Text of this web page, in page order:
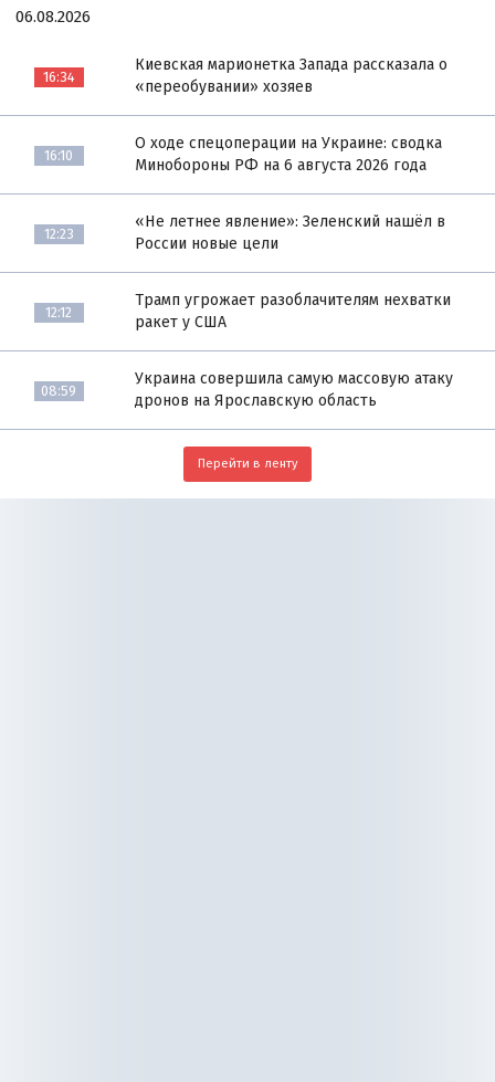
06.08.2026
16:34
Киевская марионетка Запада рассказала о
«переобувании» хозяев
16:10
О ходе спецоперации на Украине: сводка
Минобороны РФ на 6 августа 2026 года
12:23
«Не летнее явление»: Зеленский нашёл в
России новые цели
12:12
Трамп угрожает разоблачителям нехватки
ракет у США
08:59
Украина совершила самую массовую атаку
дронов на Ярославскую область
Перейти в ленту